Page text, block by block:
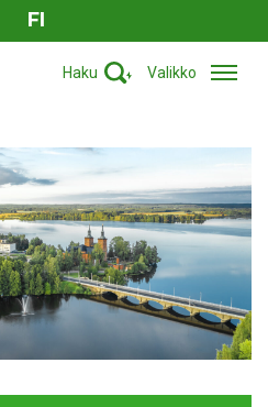
FI
Haku Valikko